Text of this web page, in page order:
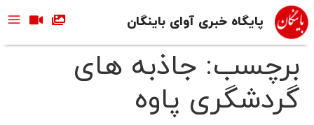
پایگاه خبری آوای باینگان
برچسب: جاذبه های
گردشگری پاوه